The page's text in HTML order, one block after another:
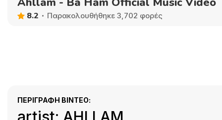
8.2 Παρακολουθήθηκε 3,702 φορές
ΠΕΡΙΓΡΑΦΉ ΒΊΝΤΕΟ: